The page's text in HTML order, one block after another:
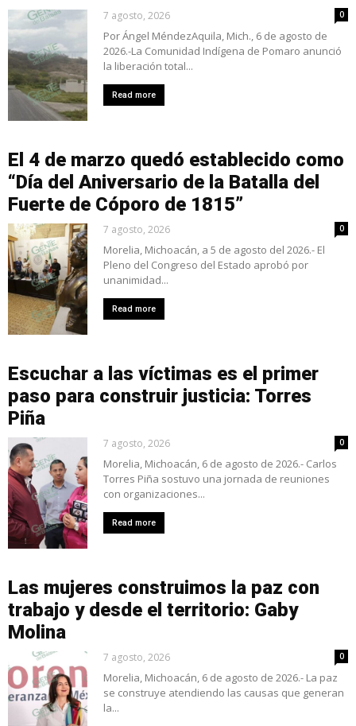
7 agosto, 2026 0
Por Ángel MéndezAquila, Mich., 6 de agosto de
2026.-La Comunidad Indígena de Pomaro anunció
la liberación total...
Read more
El 4 de marzo quedó establecido como
“Día del Aniversario de la Batalla del
Fuerte de Cóporo de 1815”
7 agosto, 2026 0
Morelia, Michoacán, a 5 de agosto del 2026.- El
Pleno del Congreso del Estado aprobó por
unanimidad...
Read more
Escuchar a las víctimas es el primer
paso para construir justicia: Torres
Piña
7 agosto, 2026 0
Morelia, Michoacán, 6 de agosto de 2026.- Carlos
Torres Piña sostuvo una jornada de reuniones
con organizaciones...
Read more
Las mujeres construimos la paz con
trabajo y desde el territorio: Gaby
Molina
7 agosto, 2026 0
Morelia, Michoacán, 6 de agosto de 2026.- La paz
se construye atendiendo las causas que generan
la...